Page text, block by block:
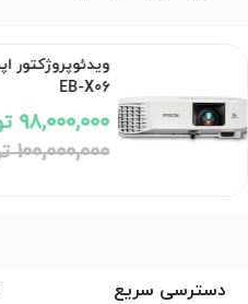
EB-X06
98,000,000 تومان
100,000,000 تومان
دسترسی سریع